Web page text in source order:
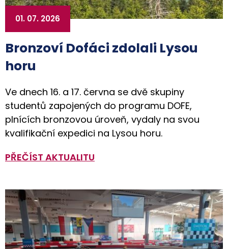
Bronzoví Dofáci zdolali Lysou
horu
01. 07. 2026
Ve dnech 16. a 17. června se dvě skupiny
studentů zapojených do programu DOFE,
plnících bronzovou úroveň, vydaly na svou
kvalifikační expedici na Lysou horu.
PŘEČÍST AKTUALITU